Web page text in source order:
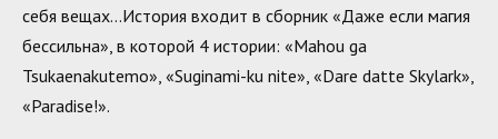
себя вещах…История входит в сборник «Даже если магия
бессильна», в которой 4 истории: «Mahou ga
Tsukaenakutemo», «Suginami-ku nite», «Dare datte Skylark»,
«Paradise!».